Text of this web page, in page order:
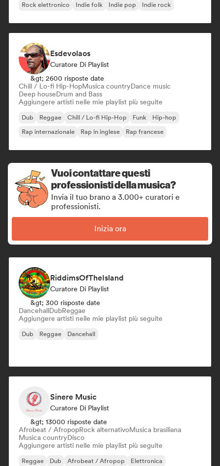
Rock elettronico Indie folk Indie pop Indie rock
Esdevolaos
Curatore Di Playlist
&gt; 2600 risposte date
Chill / Lo-fi Hip-HopMusica countryDance music
Deep houseDrum and Bass
Aggiungere artisti nelle mie playlist più seguite
Dub Reggae Chill / Lo-fi Hip-Hop Funk
Hip-hop
Rap internazionale
Rap in inglese Rap francese
Vuoi contattare questi
professionisti della musica?
Invia il tuo brano a 3.000+ curatori e
professionisti.
Inizia ora
RiddimsOfTheIsland
Curatore Di Playlist
&gt; 300 risposte date
DancehallDubReggae
Aggiungere artisti nelle mie playlist più seguite
Dub Reggae Dancehall
Sinere Music
Curatore Di Playlist
&gt; 13000 risposte date
Afrobeat / AfropopRock alternativoMusica brasiliana
Musica countryDisco
Aggiungere artisti nelle mie playlist più seguite
Reggae Dub Afrobeat / Afropop
Elettronica